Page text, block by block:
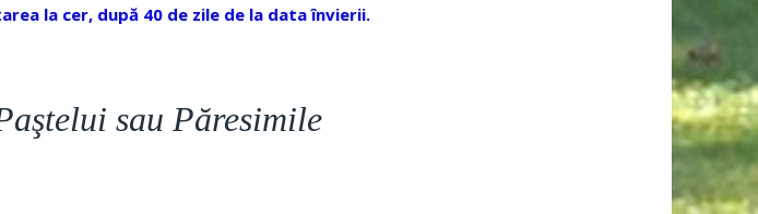
la cer, după 40 de zile de la data învierii.
sau Păresimile